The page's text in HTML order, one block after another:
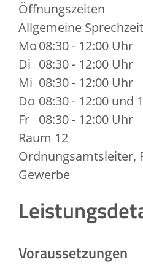
Öffnungszeiten
Allgemeine Sprechzeit
Mo08:30 - 12:00 Uhr
Di 08:30 - 12:00 Uhr
Mi 08:30 - 12:00 Uhr
Do 08:30 - 12:00 und
Fr 08:30 - 12:00 Uhr
Raum 12
Ordnungsamtsleiter,
Gewerbe
Voraussetzungen